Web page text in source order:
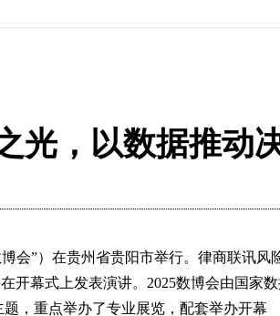
光，以数据推动
会”）在贵州省贵阳市举行。律商联讯风
开幕式上发表演讲。2025数博会由国家
，重点举办了专业展览，配套举办开幕